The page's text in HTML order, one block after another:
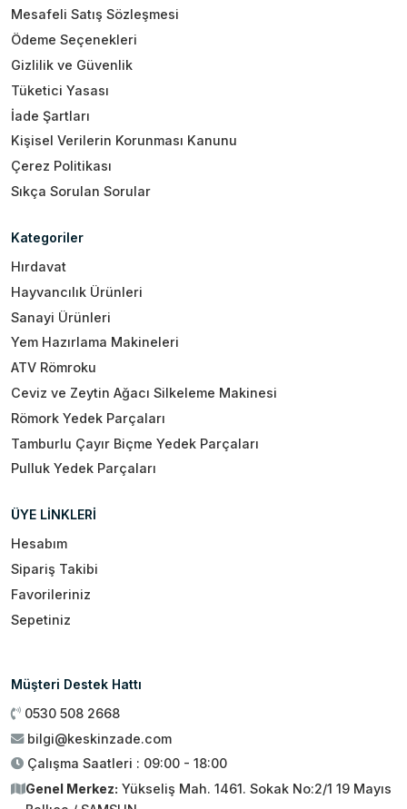
Mesafeli Satış Sözleşmesi
Ödeme Seçenekleri
Gizlilik ve Güvenlik
Tüketici Yasası
İade Şartları
Kişisel Verilerin Korunması Kanunu
Çerez Politikası
Sıkça Sorulan Sorular
Kategoriler
Hırdavat
Hayvancılık Ürünleri
Sanayi Ürünleri
Yem Hazırlama Makineleri
ATV Römroku
Ceviz ve Zeytin Ağacı Silkeleme Makinesi
Römork Yedek Parçaları
Tamburlu Çayır Biçme Yedek Parçaları
Pulluk Yedek Parçaları
ÜYE LİNKLERİ
Hesabım
Sipariş Takibi
Favorileriniz
Sepetiniz
Müşteri Destek Hattı
0530 508 2668
bilgi@keskinzade.com
Çalışma Saatleri : 09:00 - 18:00
Genel Merkez: Yükseliş Mah. 1461. Sokak No:2/1 19 Mayıs